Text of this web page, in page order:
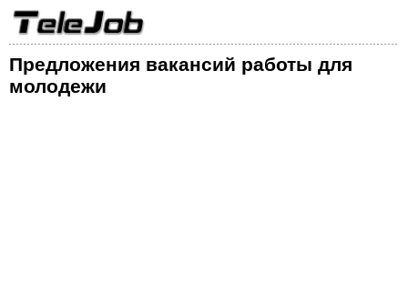
Предложения вакансий работы для
молодежи